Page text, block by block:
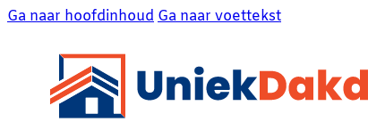
Ga naar hoofdinhoud Ga naar voettekst